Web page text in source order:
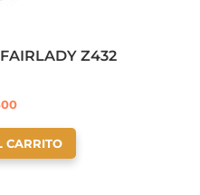
Z432
CARRITO